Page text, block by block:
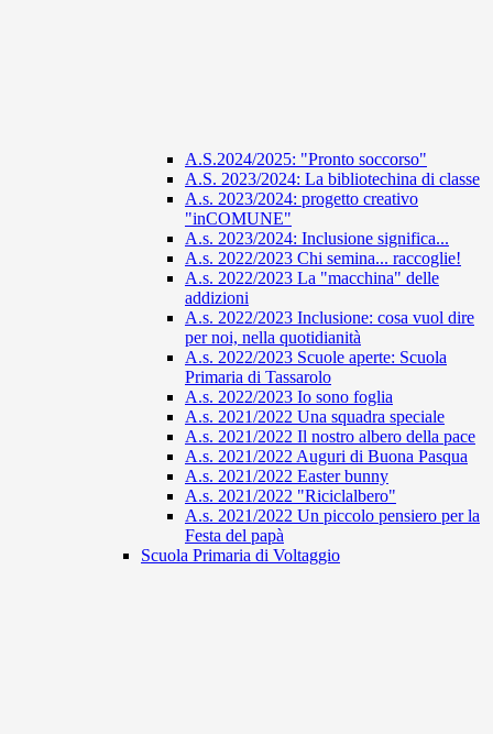
A.S.2024/2025: "Pronto soccorso"
A.S. 2023/2024: La bibliotechina di classe
A.s. 2023/2024: progetto creativo
"inCOMUNE"
A.s. 2023/2024: Inclusione significa...
A.s. 2022/2023 Chi semina... raccoglie!
A.s. 2022/2023 La "macchina" delle
addizioni
A.s. 2022/2023 Inclusione: cosa vuol dire
per noi, nella quotidianità
A.s. 2022/2023 Scuole aperte: Scuola
Primaria di Tassarolo
A.s. 2022/2023 Io sono foglia
A.s. 2021/2022 Una squadra speciale
A.s. 2021/2022 Il nostro albero della pace
A.s. 2021/2022 Auguri di Buona Pasqua
A.s. 2021/2022 Easter bunny
A.s. 2021/2022 "Riciclalbero"
A.s. 2021/2022 Un piccolo pensiero per la
Festa del papà
Scuola Primaria di Voltaggio